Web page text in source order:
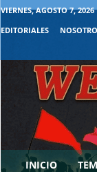
VIERNES, AGOSTO 7, 2026
EDITORIALES
INICIO